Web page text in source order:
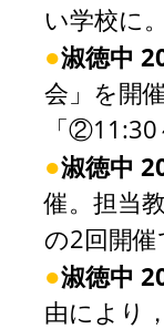
い学校に
●淑徳中
会」を開
「
●淑徳中
催。担当
の2回開
●淑徳中
由により